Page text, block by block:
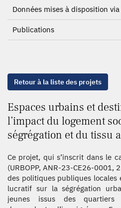
Données mises à disposition via
Publications
Retour à la liste des projets
Espaces urbains et
l’impact du logement
ségrégation et du tissu
Ce projet, qui s’inscrit dans le
(URBOPP, ANR-23-CE26-0001,
des politiques publiques
lucratif sur la ségrégation
jeunes issus des quartiers